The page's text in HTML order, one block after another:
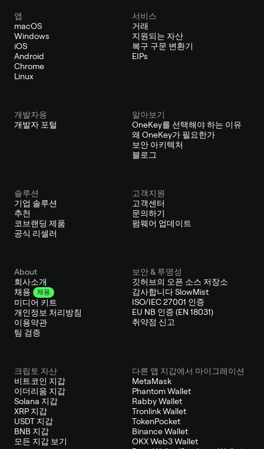
앱
macOS
Windows
iOS
Android
Chrome
Linux
서비스
거래
지원되는 자산
복구 구문 변환기
EIPs
개발자용
개발자 포털
알아보기
OneKey를 선택해야 하는 이유
왜 OneKey가 필요한가
보안 아키텍처
블로그
솔루션
기업 솔루션
추천
코브랜딩 제품
공식 리셀러
고객지원
고객센터
문의하기
펌웨어 업데이트
About
회사소개
채용
채용
미디어 키트
개인정보 처리방침
이용약관
팀 검증
보안 & 투명성
깃허브의 오픈 소스 저장소
감사합니다 SlowMist
ISO/IEC 27001 인증
EU NB 인증 (EN 18031)
취약점 신고
크립토 자산
비트코인 지갑
이더리움 지갑
Solana 지갑
XRP 지갑
USDT 지갑
BNB 지갑
모든 지갑 보기
다른 앱 지갑에서 마이그레이션
MetaMask
Phantom Wallet
Rabby Wallet
Tronlink Wallet
TokenPocket
Binance Wallet
OKX Web3 Wallet